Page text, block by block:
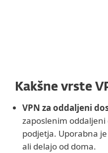
Kakšne vrste
VPN za oddaljeni
zaposlenim
podjetja. Uporabna
ali delajo od doma.